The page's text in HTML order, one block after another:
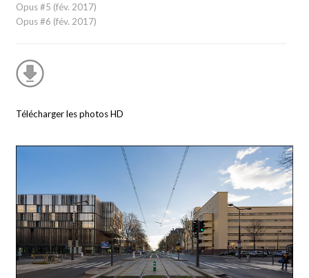
Opus #5 (fév. 2017)
Opus #6 (fév. 2017)
Télécharger les photos HD